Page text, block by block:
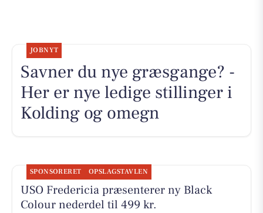
JOBNYT
Savner du nye græsgange? -
Her er nye ledige stillinger i
Kolding og omegn
SPONSORERET OPSLAGSTAVLEN
USO Fredericia præsenterer ny Black
Colour nederdel til 499 kr.